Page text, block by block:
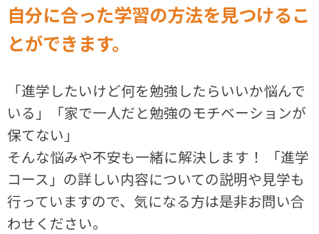
自分に合った学習の方法を見つけるこ
とができます。
「進学したいけど何を勉強したらいいか悩んで
いる」「家で一人だと勉強のモチベーションが
保てない」
そんな悩みや不安も一緒に解決します！ 「進学
コース」の詳しい内容についての説明や見学も
行っていますので、気になる方は是非お問い合
わせください。